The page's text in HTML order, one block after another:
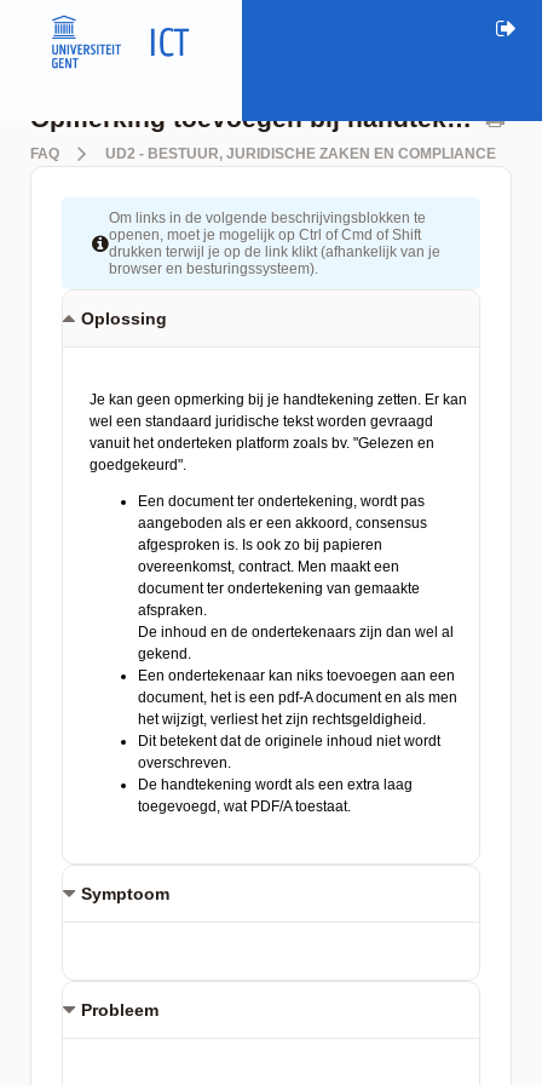
Opmerking toevoegen bij handtekening
FAQ UD2 - BESTUUR, JURIDISCHE ZAKEN EN COMPLIANCE
Om links in de volgende beschrijvingsblokken te
openen, moet je mogelijk op Ctrl of Cmd of Shift
drukken terwijl je op de link klikt (afhankelijk van je
browser en besturingssysteem).
Oplossing
Symptoom
Probleem